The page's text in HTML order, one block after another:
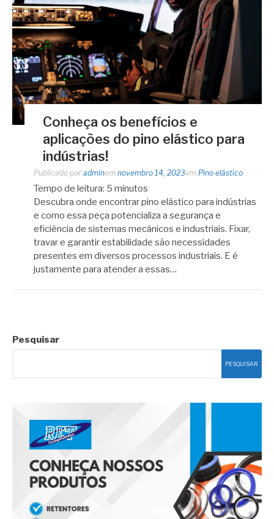
Conheça os benefícios e
aplicações do pino elástico para
indústrias!
Publicado por adminem novembro 14, 2023em Pino elástico
Tempo de leitura: 5 minutos
Descubra onde encontrar pino elástico para indústrias
e como essa peça potencializa a segurança e
eficiência de sistemas mecânicos e industriais. Fixar,
travar e garantir estabilidade são necessidades
presentes em diversos processos industriais. E é
justamente para atender a essas…
Pesquisar
PESQUISAR